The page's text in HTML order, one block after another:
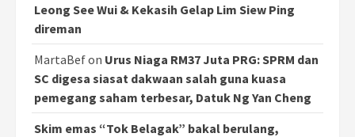
Leong See Wui & Kekasih Gelap Lim Siew Ping
direman
MartaBefon Urus Niaga RM37 Juta PRG: SPRM dan
SC digesa siasat dakwaan salah guna kuasa
pemegang saham terbesar, Datuk Ng Yan Cheng
Skim emas “Tok Belagak” bakal berulang,